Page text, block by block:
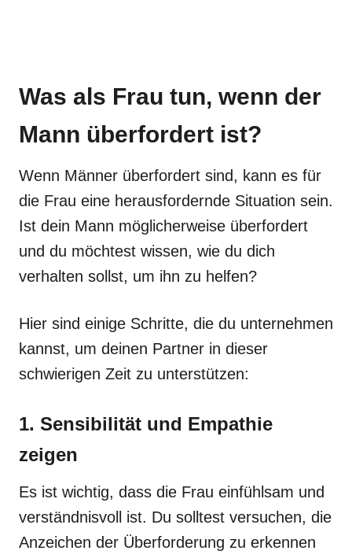
Was als Frau tun, wenn der
Mann überfordert ist?
Wenn Männer überfordert sind, kann es für
die Frau eine herausfordernde Situation sein.
Ist dein Mann möglicherweise überfordert
und du möchtest wissen, wie du dich
verhalten sollst, um ihn zu helfen?
Hier sind einige Schritte, die du unternehmen
kannst, um deinen Partner in dieser
schwierigen Zeit zu unterstützen:
1. Sensibilität und Empathie
zeigen
Es ist wichtig, dass die Frau einfühlsam und
verständnisvoll ist. Du solltest versuchen, die
Anzeichen der Überforderung zu erkennen